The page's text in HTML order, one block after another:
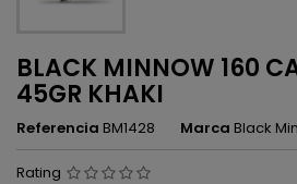
BLACK MINNOW 160
45GR KHAKI
Referencia BM1428 Marca Black
Rating